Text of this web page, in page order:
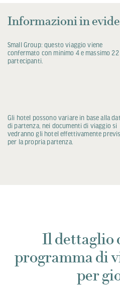
Informazioni in
Small Group: questo viaggio viene
confermato con minimo 4 e massimo 22
partecipanti.
Gli hotel possono variare in base alla
di partenza, nei documenti di viaggio si
vedranno gli hotel effettivamente
per la propria partenza.
Il dettaglio
programma di
per